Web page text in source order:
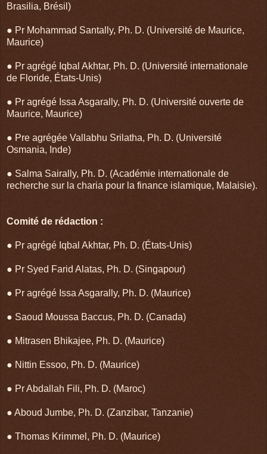
Brasilia, Brésil)
● Pr Mohammad Santally, Ph. D. (Université de Maurice,
Maurice)
● Pr agrégé Iqbal Akhtar, Ph. D. (Université internationale
de Floride, États-Unis)
● Pr agrégé Issa Asgarally, Ph. D. (Université ouverte de
Maurice, Maurice)
● Pre agrégée Vallabhu Srilatha, Ph. D. (Université
Osmania, Inde)
● Salma Sairally, Ph. D. (Académie internationale de
recherche sur la charia pour la finance islamique, Malaisie).
Comité de rédaction :
● Pr agrégé Iqbal Akhtar, Ph. D. (États-Unis)
● Pr Syed Farid Alatas, Ph. D. (Singapour)
● Pr agrégé Issa Asgarally, Ph. D. (Maurice)
● Saoud Moussa Baccus, Ph. D. (Canada)
● Mitrasen Bhikajee, Ph. D. (Maurice)
● Nittin Essoo, Ph. D. (Maurice)
● Pr Abdallah Fili, Ph. D. (Maroc)
● Aboud Jumbe, Ph. D. (Zanzibar, Tanzanie)
● Thomas Krimmel, Ph. D. (Maurice)